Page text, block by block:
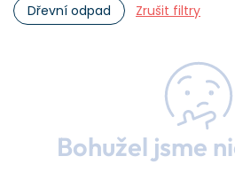
Dřevní odpad
Zrušit filtry
Bohužel jsme